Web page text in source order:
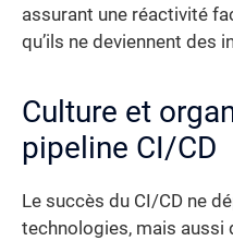
assurant une réactivité
qu’ils ne deviennent des
Culture et
pipeline CI/CD
Le succès du CI/CD ne
technologies, mais aussi